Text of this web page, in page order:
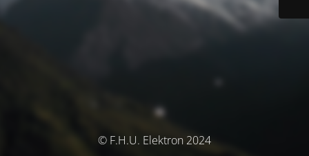
© F.H.U. Elektron 2024